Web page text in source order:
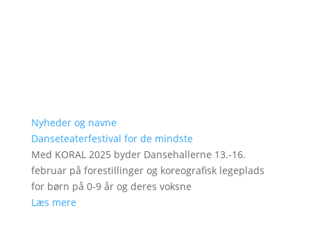
Nyheder og navne
Danseteaterfestival for de mindste
Med KORAL 2025 byder Dansehallerne 13.-16.
februar på forestillinger og koreografisk legeplads
for børn på 0-9 år og deres voksne
Læs mere